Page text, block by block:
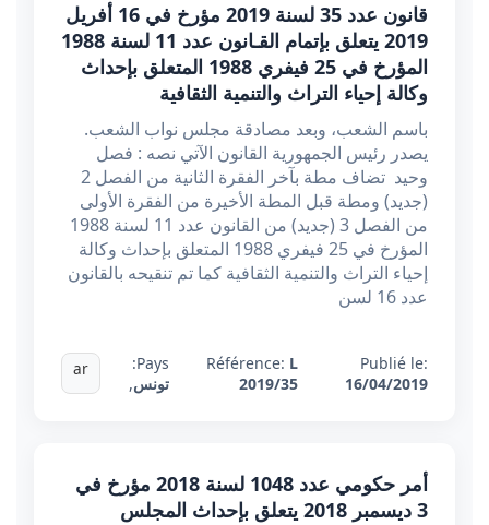
قانون عدد 35 لسنة 2019 مؤرخ في 16 أفريل
2019 يتعلق بإتمام القـانون عدد 11 لسنة 1988
المؤرخ في 25 فيفري 1988 المتعلق بإحداث
وكالة إحياء التراث والتنمية الثقافية
باسم الشعب، وبعد مصادقة مجلس نواب الشعب.
يصدر رئيس الجمهورية القانون الآتي نصه : فصل
وحيد تضاف مطة بآخر الفقرة الثانية من الفصل 2
(جديد) ومطة قبل المطة الأخيرة من الفقرة الأولى
من الفصل 3 (جديد) من القانون عدد 11 لسنة 1988
المؤرخ في 25 فيفري 1988 المتعلق بإحداث وكالة
إحياء التراث والتنمية الثقافية كما تم تنقيحه بالقانون
عدد 16 لسن
Publié le:
16/04/2019
Référence: L
2019/35
Pays:
تونس,
ar
أمر حكومي عدد 1048 لسنة 2018 مؤرخ في
3 ديسمبر 2018 يتعلق بإحداث المجلس